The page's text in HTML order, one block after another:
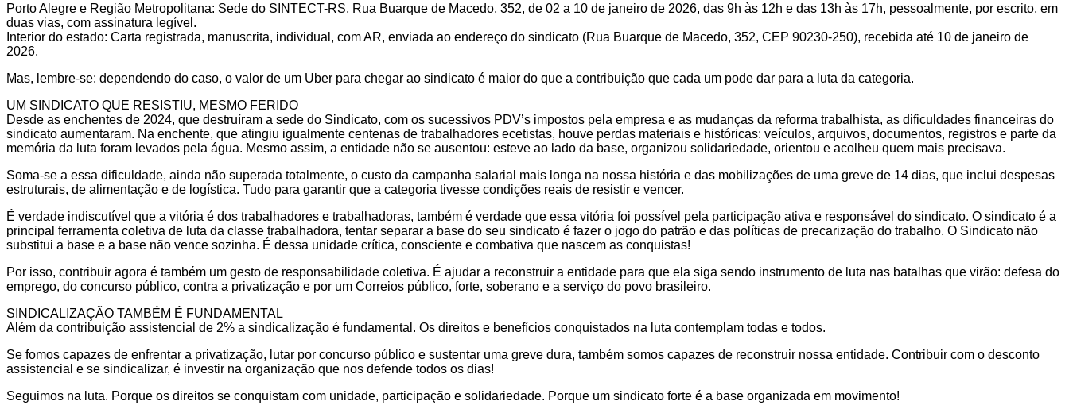
Porto Alegre e Região Metropolitana: Sede do SINTECT-RS, Rua Buarque de Macedo, 352, de 02 a 10 de janeiro de 2026, das 9h às 12h e das 13h às 17h, pessoalmente, por escrito, em
duas vias, com assinatura legível.
Interior do estado: Carta registrada, manuscrita, individual, com AR, enviada ao endereço do sindicato (Rua Buarque de Macedo, 352, CEP 90230-250), recebida até 10 de janeiro de
2026.
Mas, lembre-se: dependendo do caso, o valor de um Uber para chegar ao sindicato é maior do que a contribuição que cada um pode dar para a luta da categoria.
UM SINDICATO QUE RESISTIU, MESMO FERIDO
Desde as enchentes de 2024, que destruíram a sede do Sindicato, com os sucessivos PDV’s impostos pela empresa e as mudanças da reforma trabalhista, as dificuldades financeiras do
sindicato aumentaram. Na enchente, que atingiu igualmente centenas de trabalhadores ecetistas, houve perdas materiais e históricas: veículos, arquivos, documentos, registros e parte da
memória da luta foram levados pela água. Mesmo assim, a entidade não se ausentou: esteve ao lado da base, organizou solidariedade, orientou e acolheu quem mais precisava.
Soma-se a essa dificuldade, ainda não superada totalmente, o custo da campanha salarial mais longa na nossa história e das mobilizações de uma greve de 14 dias, que inclui despesas
estruturais, de alimentação e de logística. Tudo para garantir que a categoria tivesse condições reais de resistir e vencer.
É verdade indiscutível que a vitória é dos trabalhadores e trabalhadoras, também é verdade que essa vitória foi possível pela participação ativa e responsável do sindicato. O sindicato é a
principal ferramenta coletiva de luta da classe trabalhadora, tentar separar a base do seu sindicato é fazer o jogo do patrão e das políticas de precarização do trabalho. O Sindicato não
substitui a base e a base não vence sozinha. É dessa unidade crítica, consciente e combativa que nascem as conquistas!
Por isso, contribuir agora é também um gesto de responsabilidade coletiva. É ajudar a reconstruir a entidade para que ela siga sendo instrumento de luta nas batalhas que virão: defesa do
emprego, do concurso público, contra a privatização e por um Correios público, forte, soberano e a serviço do povo brasileiro.
SINDICALIZAÇÃO TAMBÉM É FUNDAMENTAL
Além da contribuição assistencial de 2% a sindicalização é fundamental. Os direitos e benefícios conquistados na luta contemplam todas e todos.
Se fomos capazes de enfrentar a privatização, lutar por concurso público e sustentar uma greve dura, também somos capazes de reconstruir nossa entidade. Contribuir com o desconto
assistencial e se sindicalizar, é investir na organização que nos defende todos os dias!
Seguimos na luta. Porque os direitos se conquistam com unidade, participação e solidariedade. Porque um sindicato forte é a base organizada em movimento!